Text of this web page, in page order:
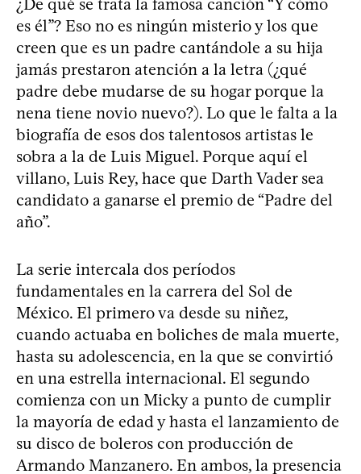
es él”? Eso no es ningún misterio y los que
creen que es un padre cantándole a su hija
jamás prestaron atención a la letra (¿qué
padre debe mudarse de su hogar porque la
nena tiene novio nuevo?). Lo que le falta a la
biografía de esos dos talentosos artistas le
sobra a la de Luis Miguel. Porque aquí el
villano, Luis Rey, hace que Darth Vader sea
candidato a ganarse el premio de “Padre del
año”.
La serie intercala dos períodos
fundamentales en la carrera del Sol de
México. El primero va desde su niñez,
cuando actuaba en boliches de mala muerte,
hasta su adolescencia, en la que se convirtió
en una estrella internacional. El segundo
comienza con un Micky a punto de cumplir
la mayoría de edad y hasta el lanzamiento de
su disco de boleros con producción de
Armando Manzanero. En ambos, la presencia